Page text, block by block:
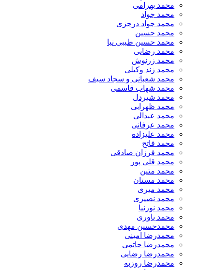
محمد بهرامی
محمد جواد
محمد جواد درجزی
محمد حسین
محمد حسین طیبی نیا
محمد رضایی
محمد زرنوش
محمد زند وکیلی
محمد شعبانی و سجاد سیف
محمد شهاب قاسمی
​محمد شیردل
محمد ظهرابی
محمد عبدالی
محمد عرفانی
محمد علیزاده
محمد فاتح
محمد فرزان صادقی
محمد قلی پور
محمد متین
محمد مستان
محمد میری
محمد نصیری
محمد نورنیا
محمد یاوری
محمدحسین مهدی
محمدرضا امینی
محمدرضا حاتمی
محمدرضا رضایی
محمدرضا روزبه